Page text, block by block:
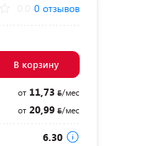
0 отзывов
В корзину
от11,73
/мес
от20,99 /мес
6.30